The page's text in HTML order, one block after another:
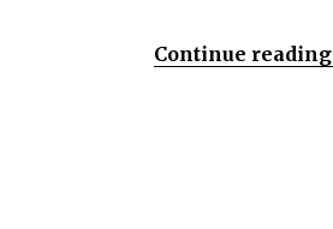
Continue reading